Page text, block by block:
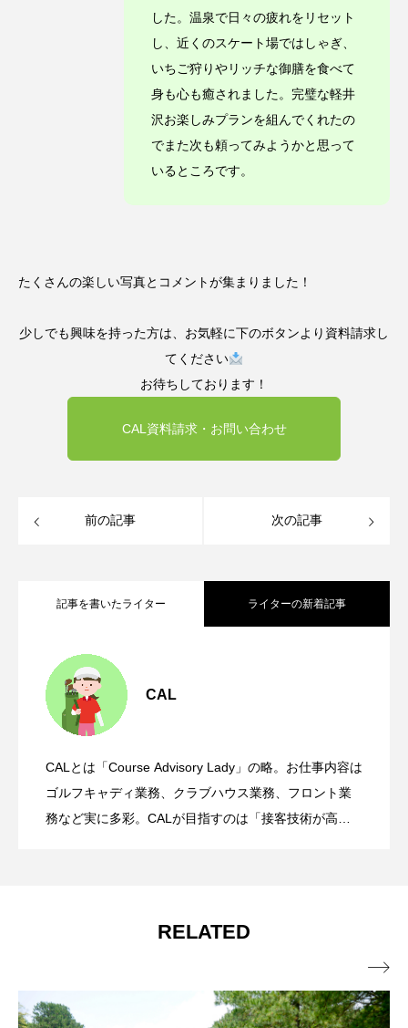
した。温泉で日々の疲れをリセット
し、近くのスケート場ではしゃぎ、
いちご狩りやリッチな御膳を食べて
身も心も癒されました。完璧な軽井
沢お楽しみプランを組んでくれたの
でまた次も頼ってみようかと思って
いるところです。
たくさんの楽しい写真とコメントが集まりました！
少しでも興味を持った方は、お気軽に下のボタンより資料請求し
てください
お待ちしております！
CAL資料請求・お問い合わせ
前の記事 次の記事
記事を書いたライター ライターの新着記事
CAL
CALとは「Course Advisory Lady」の略。お仕事内容は
ゴルフキャディ業務、クラブハウス業務、フロント業
務など実に多彩。CALが目指すのは「接客技術が高
2022.12.22
2022.11.16
2022.08.29 新生活特集！CALの寮はほとんどが単身
RELATED
